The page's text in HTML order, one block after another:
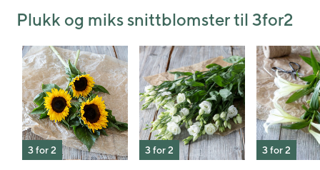
Plukk og miks snittblomster til 3for2
3 for 2 3 for 2 3 for 2